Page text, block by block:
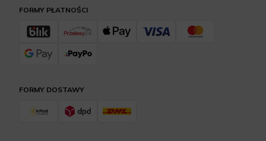
FORMY DOSTAWY
FORMY PŁATNOŚCI